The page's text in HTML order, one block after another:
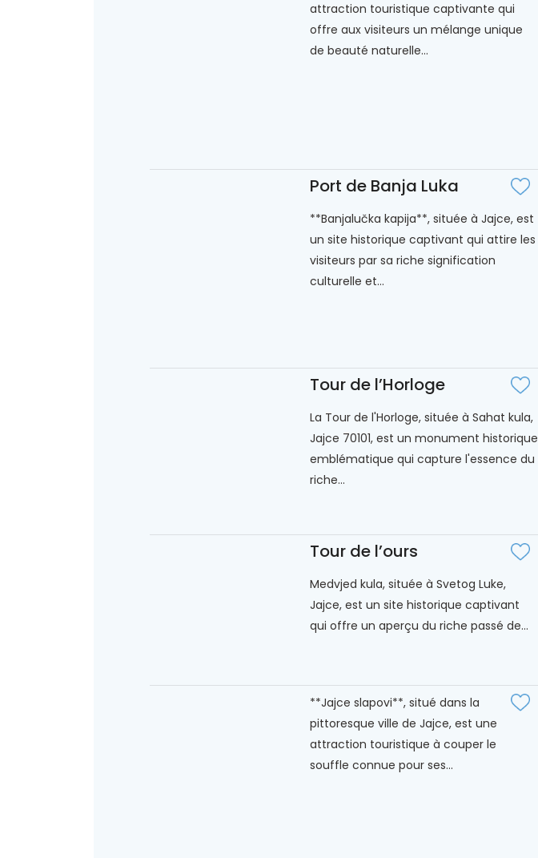
attraction touristique captivante qui
offre aux visiteurs un mélange unique
de beauté naturelle...
Port de Banja Luka
**Banjalučka kapija**, située à Jajce, est
un site historique captivant qui attire les
visiteurs par sa riche signification
culturelle et...
Tour de l’Horloge
La Tour de l'Horloge, située à Sahat kula,
Jajce 70101, est un monument historique
emblématique qui capture l'essence du
riche...
Tour de l’ours
Medvjed kula, située à Svetog Luke,
Jajce, est un site historique captivant
qui offre un aperçu du riche passé de...
**Jajce slapovi**, situé dans la
pittoresque ville de Jajce, est une
attraction touristique à couper le
souffle connue pour ses...